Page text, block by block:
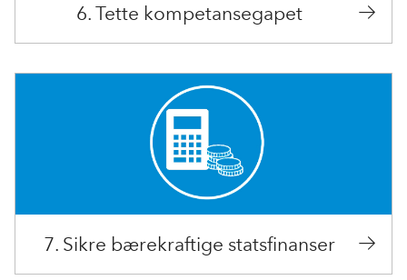
6. Tette kompetansegapet
7. Sikre bærekraftige statsfinanser